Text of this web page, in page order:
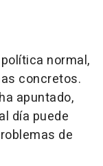
normal,
concretos.
apuntado,
día puede
de